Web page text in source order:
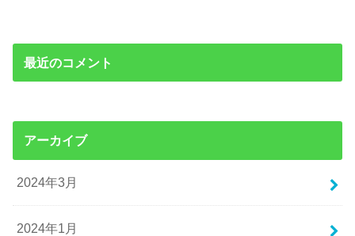
最近のコメント
アーカイブ
2024年3月
2024年1月